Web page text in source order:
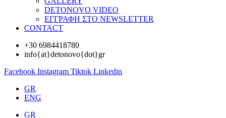
DETONOVO VIDEO
ΕΓΓΡΑΦΗ ΣΤΟ NEWSLETTER
CONTACT
+30 6984418780
info{at}detonovo{dot}gr
Facebook Instagram Tiktok Linkedin
GR
ENG
GR